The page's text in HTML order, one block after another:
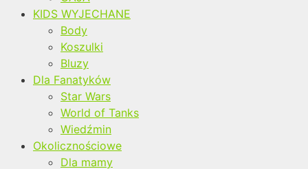
KIDS WYJECHANE
Body
Koszulki
Bluzy
Dla Fanatyków
Star Wars
World of Tanks
Wiedźmin
Okolicznościowe
Dla mamy